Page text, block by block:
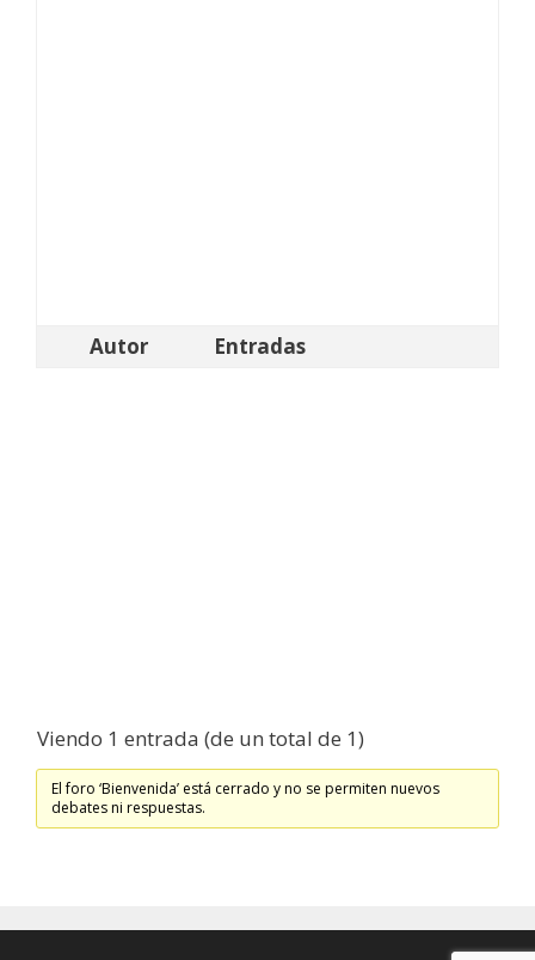
Autor Entradas
Viendo 1 entrada (de un total de 1)
El foro ‘Bienvenida’ está cerrado y no se permiten nuevos
debates ni respuestas.